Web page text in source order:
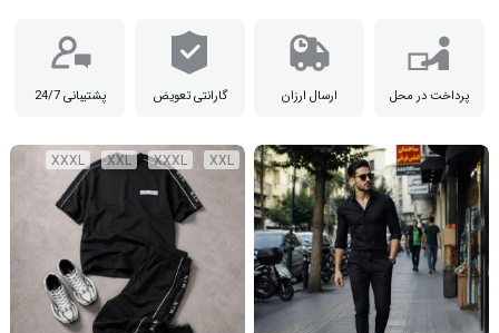
پرداخت در محل ارسال ارزان گارانتی تعویض پشتیبانی 24/7
XXL
XXXL
XXL
XXXL